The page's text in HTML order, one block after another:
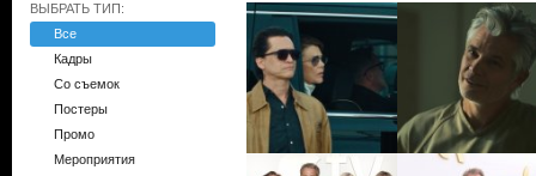
ВЫБРАТЬ ТИП:
Все
Кадры
Со съемок
Постеры
Промо
Мероприятия